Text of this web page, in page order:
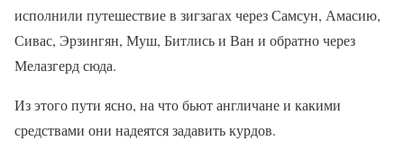
исполнили путешествие в зигзагах через Самсун, Амасию,
Сивас, Эрзингян, Муш, Битлись и Ван и обратно через
Мелазгерд сюда.
Из этого пути ясно, на что бьют англичане и какими
средствами они надеятся задавить курдов.